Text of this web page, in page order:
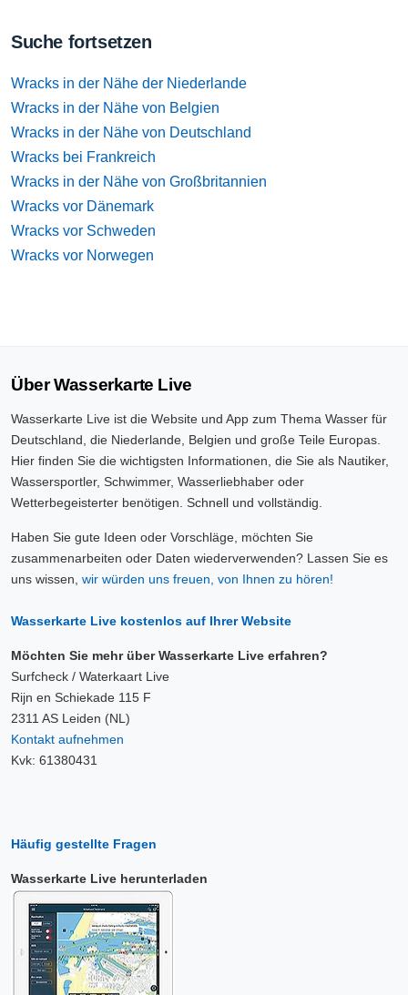
Suche fortsetzen
Wracks in der Nähe der Niederlande
Wracks in der Nähe von Belgien
Wracks in der Nähe von Deutschland
Wracks bei Frankreich
Wracks in der Nähe von Großbritannien
Wracks vor Dänemark
Wracks vor Schweden
Wracks vor Norwegen
Über Wasserkarte Live
Wasserkarte Live ist die Website und App zum Thema Wasser für
Deutschland, die Niederlande, Belgien und große Teile Europas.
Hier finden Sie die wichtigsten Informationen, die Sie als Nautiker,
Wassersportler, Schwimmer, Wasserliebhaber oder
Wetterbegeisterter benötigen. Schnell und vollständig.
Haben Sie gute Ideen oder Vorschläge, möchten Sie
zusammenarbeiten oder Daten wiederverwenden? Lassen Sie es
uns wissen, wir würden uns freuen, von Ihnen zu hören!
Wasserkarte Live kostenlos auf Ihrer Website
Möchten Sie mehr über Wasserkarte Live erfahren?
Surfcheck / Waterkaart Live
Rijn en Schiekade 115 F
2311 AS Leiden (NL)
Kontakt aufnehmen
Kvk: 61380431
Häufig gestellte Fragen
Wasserkarte Live herunterladen